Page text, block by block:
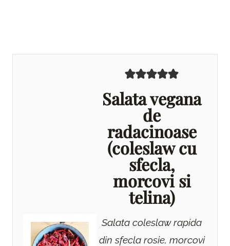
Salata vegana
de
radacinoase
(coleslaw cu
sfecla,
morcovi si
telina)
Salata coleslaw rapida
din sfecla rosie, morcovi